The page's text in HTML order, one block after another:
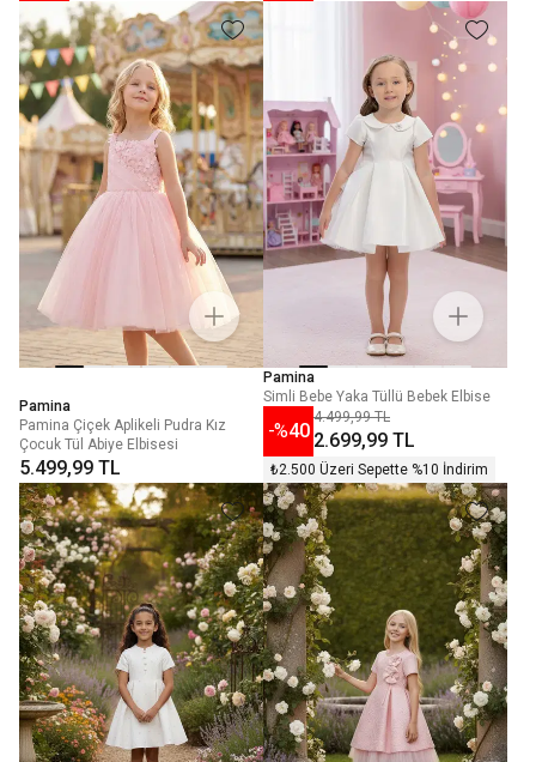
Pamina
Pamina Çiçek Aplikeli Pudra Kız
Çocuk Tül Abiye Elbisesi
5.499,99 TL
Pamina
Simli Bebe Yaka Tüllü Bebek Elbise
-%40
4.499,99 TL
2.699,99 TL
₺2.500 Üzeri Sepette %10 İndirim